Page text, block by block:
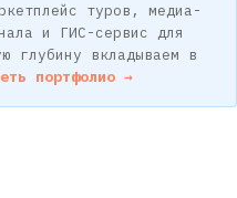
туров, медиа-
и ГИС-сервис для
глубину вкладываем в
портфолио →